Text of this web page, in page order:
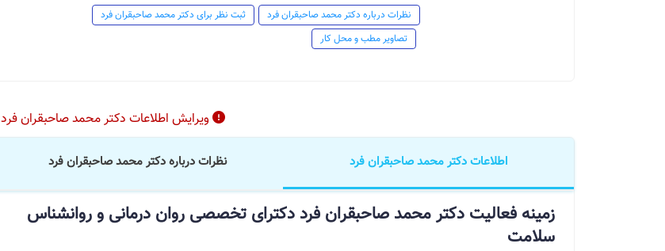
نظرات درباره دکتر محمد صاحبقران فرد
ثبت نظر برای دکتر محمد صاحبقران فرد
تصاویر مطب و محل کار
ویرایش اطلاعات دکتر محمد صاحبقران فرد
اطلاعات دکتر محمد صاحبقران فرد نظرات درباره دکتر محمد صاحبقران فرد
زمینه فعالیت دکتر محمد صاحبقران فرد دکترای تخصصی روان درمانی و روانشناس
سلامت